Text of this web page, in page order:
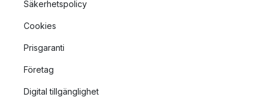
Säkerhetspolicy
Cookies
Prisgaranti
Företag
Digital tillgänglighet